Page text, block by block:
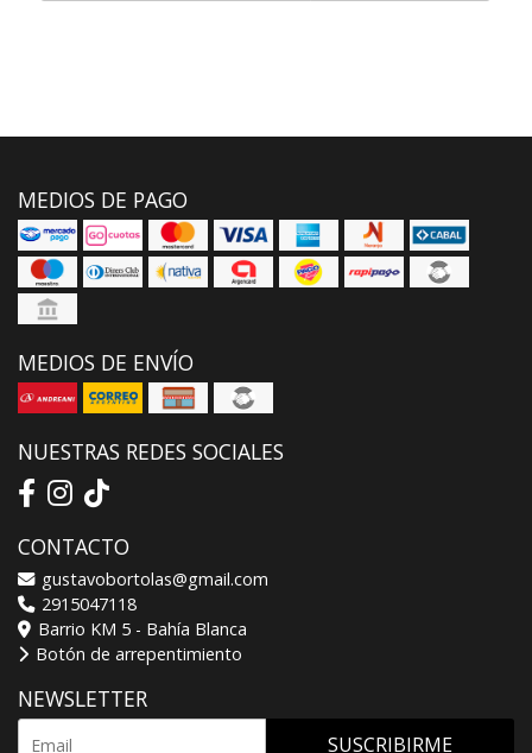
MEDIOS DE PAGO
MEDIOS DE ENVÍO
NUESTRAS REDES SOCIALES
CONTACTO
gustavobortolas@gmail.com
2915047118
Barrio KM 5 - Bahía Blanca
Botón de arrepentimiento
NEWSLETTER
SUSCRIBIRME